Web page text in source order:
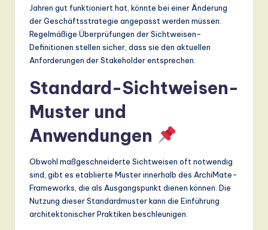
Jahren gut funktioniert hat, könnte bei einer Änderung
der Geschäftsstrategie angepasst werden müssen.
Regelmäßige Überprüfungen der Sichtweisen-
Definitionen stellen sicher, dass sie den aktuellen
Anforderungen der Stakeholder entsprechen.
Standard-Sichtweisen-
Muster und
Anwendungen
Obwohl maßgeschneiderte Sichtweisen oft notwendig
sind, gibt es etablierte Muster innerhalb des ArchiMate-
Frameworks, die als Ausgangspunkt dienen können. Die
Nutzung dieser Standardmuster kann die Einführung
architektonischer Praktiken beschleunigen.